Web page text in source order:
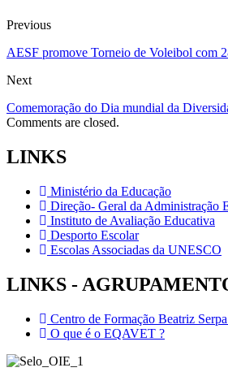
Previous
AESF promove Torneio de Voleibol com
Next
Comemoração do Dia mundial da
Comments are closed.
LINKS
Ministério da Educação
Direção- Geral da Administração
Instituto de Avaliação Educativa
Desporto Escolar
Escolas Associadas da UNESCO
LINKS -
Centro de Formação Beatriz
O que é o EQAVET ?